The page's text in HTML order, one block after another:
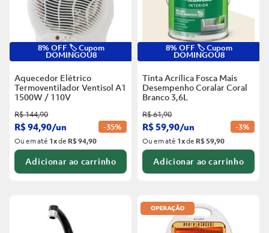
8% OFF 🏷️ Cupom
DOMINGOU8
Aquecedor Elétrico
Termoventilador Ventisol A1
1500W / 110V
R$144,90
R$94,90/un -35%
Ou em até 1xde R$ 94,90
Adicionar ao carrinho
8% OFF 🏷️ Cupom
DOMINGOU8
Tinta Acrílica Fosca Mais
Desempenho Coralar Coral
Branco 3,6L
R$61,90
R$59,90/un -3%
Ou em até 1xde R$ 59,90
Adicionar ao carrinho